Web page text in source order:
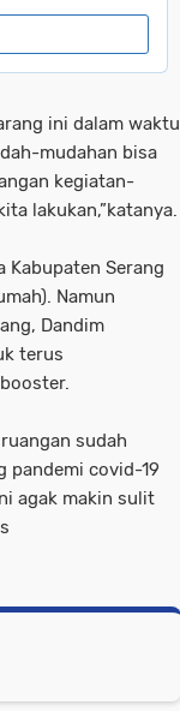
ini dalam waktu
mudahan bisa
kegiatan-
lakukan,”katanya.
Kabupaten Serang
Namun
Dandim
terus
sudah
pandemi covid-19
agak makin sulit